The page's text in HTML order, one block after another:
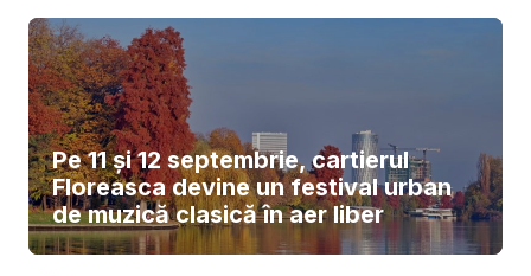
Pe 11 și 12 septembrie, cartierul
Floreasca devine un festival urban
de muzică clasică în aer liber